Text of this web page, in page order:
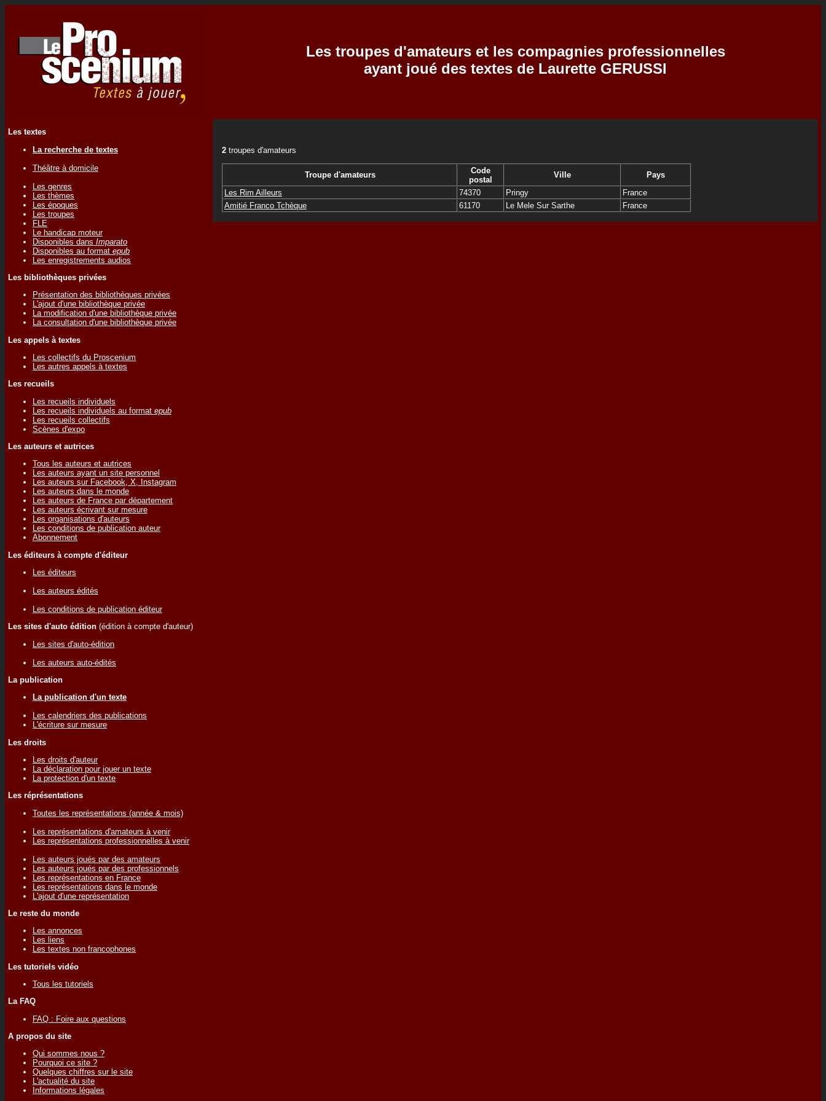
Les troupes d'amateurs et les compagnies professionnelles
ayant joué des textes de Laurette GERUSSI
Les textes
La recherche de textes
Théâtre à domicile
Les genres
Les thèmes
Les époques
Les troupes
FLE
Le handicap moteur
Disponibles dans Imparato
Disponibles au format epub
Les enregistrements audios
Les bibliothèques privées
Présentation des bibliothèques privées
L'ajout d'une bibliothèque privée
La modification d'une bibliothèque privée
La consultation d'une bibliothèque privée
Les appels à textes
Les collectifs du Proscenium
Les autres appels à textes
Les recueils
Les recueils individuels
Les recueils individuels au format epub
Les recueils collectifs
Scènes d'expo
Les auteurs et autrices
Tous les auteurs et autrices
Les auteurs ayant un site personnel
Les auteurs sur Facebook, X, Instagram
Les auteurs dans le monde
Les auteurs de France par département
Les auteurs écrivant sur mesure
Les organisations d'auteurs
Les conditions de publication auteur
Abonnement
Les éditeurs à compte d'éditeur
Les éditeurs
Les auteurs édités
Les conditions de publication éditeur
Les sites d'auto édition (édition à compte d'auteur)
Les sites d'auto-édition
Les auteurs auto-édités
La publication
La publication d'un texte
Les calendriers des publications
L'écriture sur mesure
Les droits
Les droits d'auteur
La déclaration pour jouer un texte
La protection d'un texte
Les réprésentations
Toutes les représentations (année & mois)
Les représentations d'amateurs à venir
Les représentations professionnelles à venir
Les auteurs joués par des amateurs
Les auteurs joués par des professionnels
Les représentations en France
Les représentations dans le monde
L'ajout d'une représentation
Le reste du monde
Les annonces
Les liens
Les textes non francophones
Les tutoriels vidéo
Tous les tutoriels
La FAQ
FAQ : Foire aux questions
A propos du site
Qui sommes nous ?
Pourquoi ce site ?
Quelques chiffres sur le site
L'actualité du site
Informations légales
2 troupes d'amateurs
Troupe d'amateurs
Code
postal
Ville
Pays
Les Rim Ailleurs
74370 Pringy
France
Amitié Franco Tchèque
61170 Le Mele Sur Sarthe France